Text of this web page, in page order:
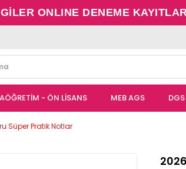
ONLINE DENEME
- ÖN LİSANS MEB AGS DGS
Süper Pratik Notlar